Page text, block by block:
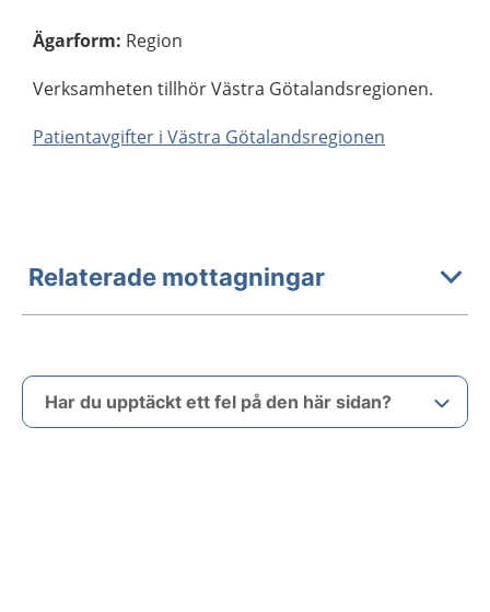
Ägarform: Region
Verksamheten tillhör Västra Götalandsregionen.
Patientavgifter i Västra Götalandsregionen
Relaterade mottagningar
Har du upptäckt ett fel på den här sidan?